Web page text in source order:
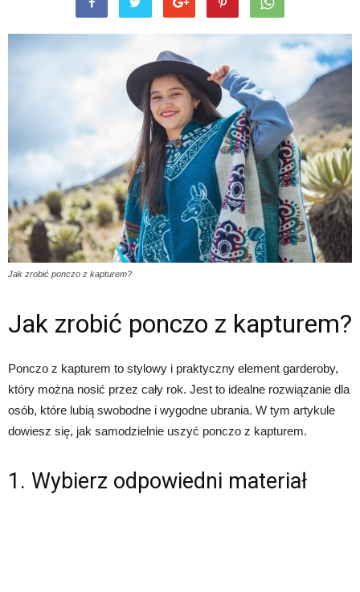
Jak zrobić ponczo z kapturem?
Jak zrobić ponczo z kapturem?
Ponczo z kapturem to stylowy i praktyczny element garderoby,
który można nosić przez cały rok. Jest to idealne rozwiązanie dla
osób, które lubią swobodne i wygodne ubrania. W tym artykule
dowiesz się, jak samodzielnie uszyć ponczo z kapturem.
1. Wybierz odpowiedni materiał